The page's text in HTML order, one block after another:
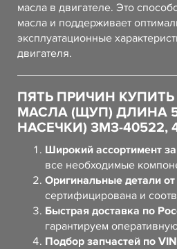
масла в двигателе. Это
масла и поддерживает
эксплуатационные
двигателя.
ПЯТЬ ПРИЧИН
МАСЛА (ЩУП) ДЛИНА
НАСЕЧКИ) ЗМЗ-40522,
Широкий ассортимент
все необходимые
Оригинальные детали
сертифицирована и
Быстрая доставка по
гарантируем
Подбор запчастей по